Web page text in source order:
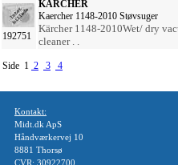
192751
KÄRCHER
Kaercher 1148-2010 Støvsuger
Kärcher 1148-2010Wet/ dry
cleaner . .
Side 1 2 3 4
Kontakt:
Midt.dk ApS
Håndværkervej 10
8881 Thorsø
CVR: 30922700